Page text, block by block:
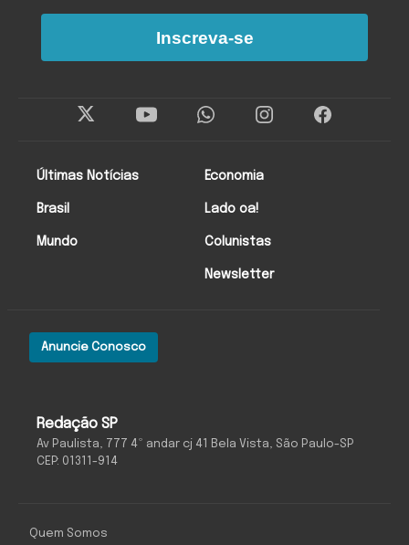
Redação SP
Av Paulista, 777 4º andar cj 41 Bela Vista, São Paulo-SP
CEP: 01311-914
Anuncie Conosco
Últimas Notícias
Brasil
Mundo
Economia
Lado oa!
Colunistas
Newsletter
Inscreva-se
Quem Somos